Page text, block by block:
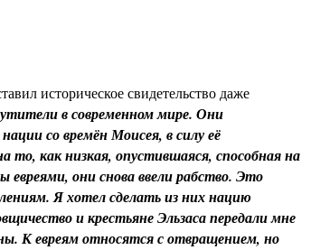
историческое свидетельство даже
в современном мире. Они
со времён Моисея, в силу её
как низкая, опустившаяся, способная на
евреями, они снова ввели рабство. Это
Я хотел сделать из них нацию
и крестьяне Эльзаса передали мне
К евреям относятся с отвращением, но